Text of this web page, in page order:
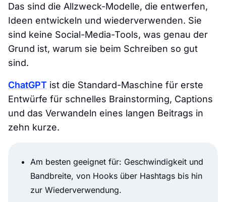
Das sind die Allzweck-Modelle, die entwerfen,
Ideen entwickeln und wiederverwenden. Sie
sind keine Social-Media-Tools, was genau der
Grund ist, warum sie beim Schreiben so gut
sind.
ChatGPT ist die Standard-Maschine für erste
Entwürfe für schnelles Brainstorming, Captions
und das Verwandeln eines langen Beitrags in
zehn kurze.
Am besten geeignet für: Geschwindigkeit und
Bandbreite, von Hooks über Hashtags bis hin
zur Wiederverwendung.